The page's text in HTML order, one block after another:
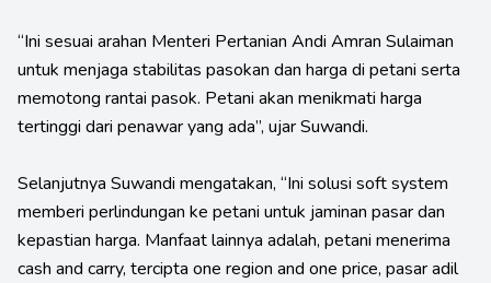
“Ini sesuai arahan Menteri Pertanian Andi Amran Sulaiman
untuk menjaga stabilitas pasokan dan harga di petani serta
memotong rantai pasok. Petani akan menikmati harga
tertinggi dari penawar yang ada”, ujar Suwandi.
Selanjutnya Suwandi mengatakan, “Ini solusi soft system
memberi perlindungan ke petani untuk jaminan pasar dan
kepastian harga. Manfaat lainnya adalah, petani menerima
cash and carry, tercipta one region and one price, pasar adil